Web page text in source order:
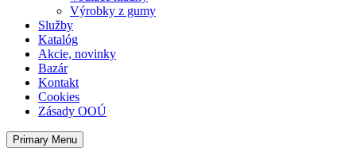
Výrobky z gumy
Služby
Katalóg
Akcie, novinky
Bazár
Kontakt
Cookies
Zásady OOÚ
Primary Menu